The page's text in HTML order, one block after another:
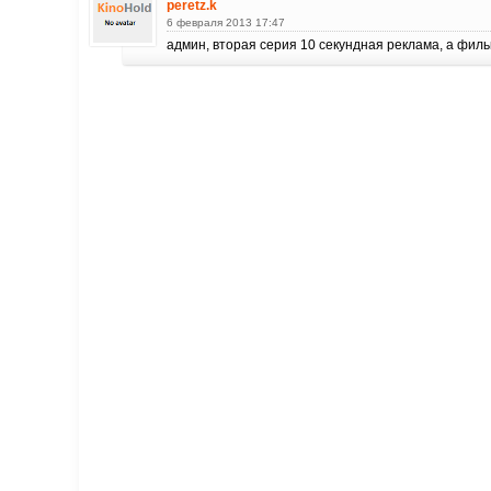
peretz.k
6 февраля 2013 17:47
админ, вторая серия 10 секундная реклама, а